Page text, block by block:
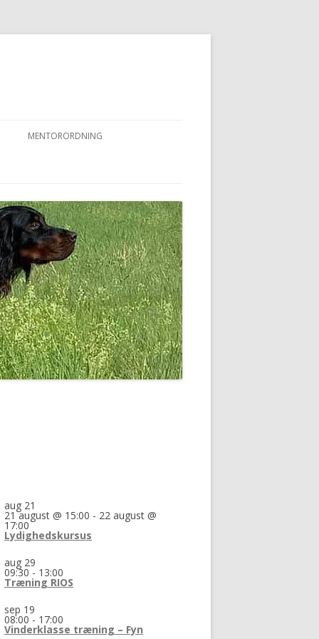
MENTORORDNING
aug 21
21 august @ 15:00 - 22 august @
17:00
Lydighedskursus
aug 29
09:30 - 13:00
Træning RIOS
sep 19
08:00 - 17:00
Vinderklasse træning – Fyn